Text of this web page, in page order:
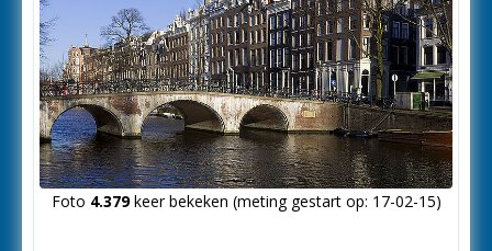
Foto 4.379keer bekeken (meting gestart op: 17-02-15)